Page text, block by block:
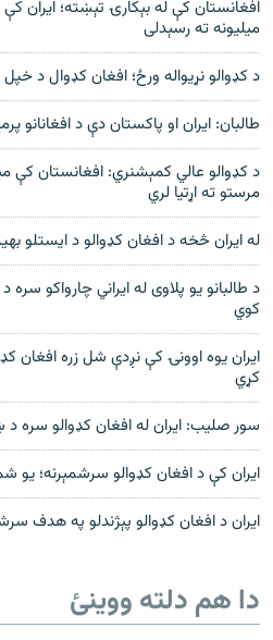
ميليونه ته رسېدلی
د کډوالو نړیواله ورځ؛ افغان کډوال د
طالبان: ایران او پاکستان دې د افغانانو
د کډوالو عالي کمېشنري: افغانستان کې
مرستو ته اړتيا لري
له ایران څخه د افغان کډوالو د ایستلو
د طالبانو يو پلاوی له ايراني چارواکو
کوي
ايران يوه اوونۍ کې نږدې شل زره افغان
کړي
سور صلیب: ایران له افغان کډوالو سره
ایران کې د افغان کډوالو سرشمېرنه؛ يو
ايران د افغان کډوالو پېژندلو په هدف
دا هم دلته ووینئ